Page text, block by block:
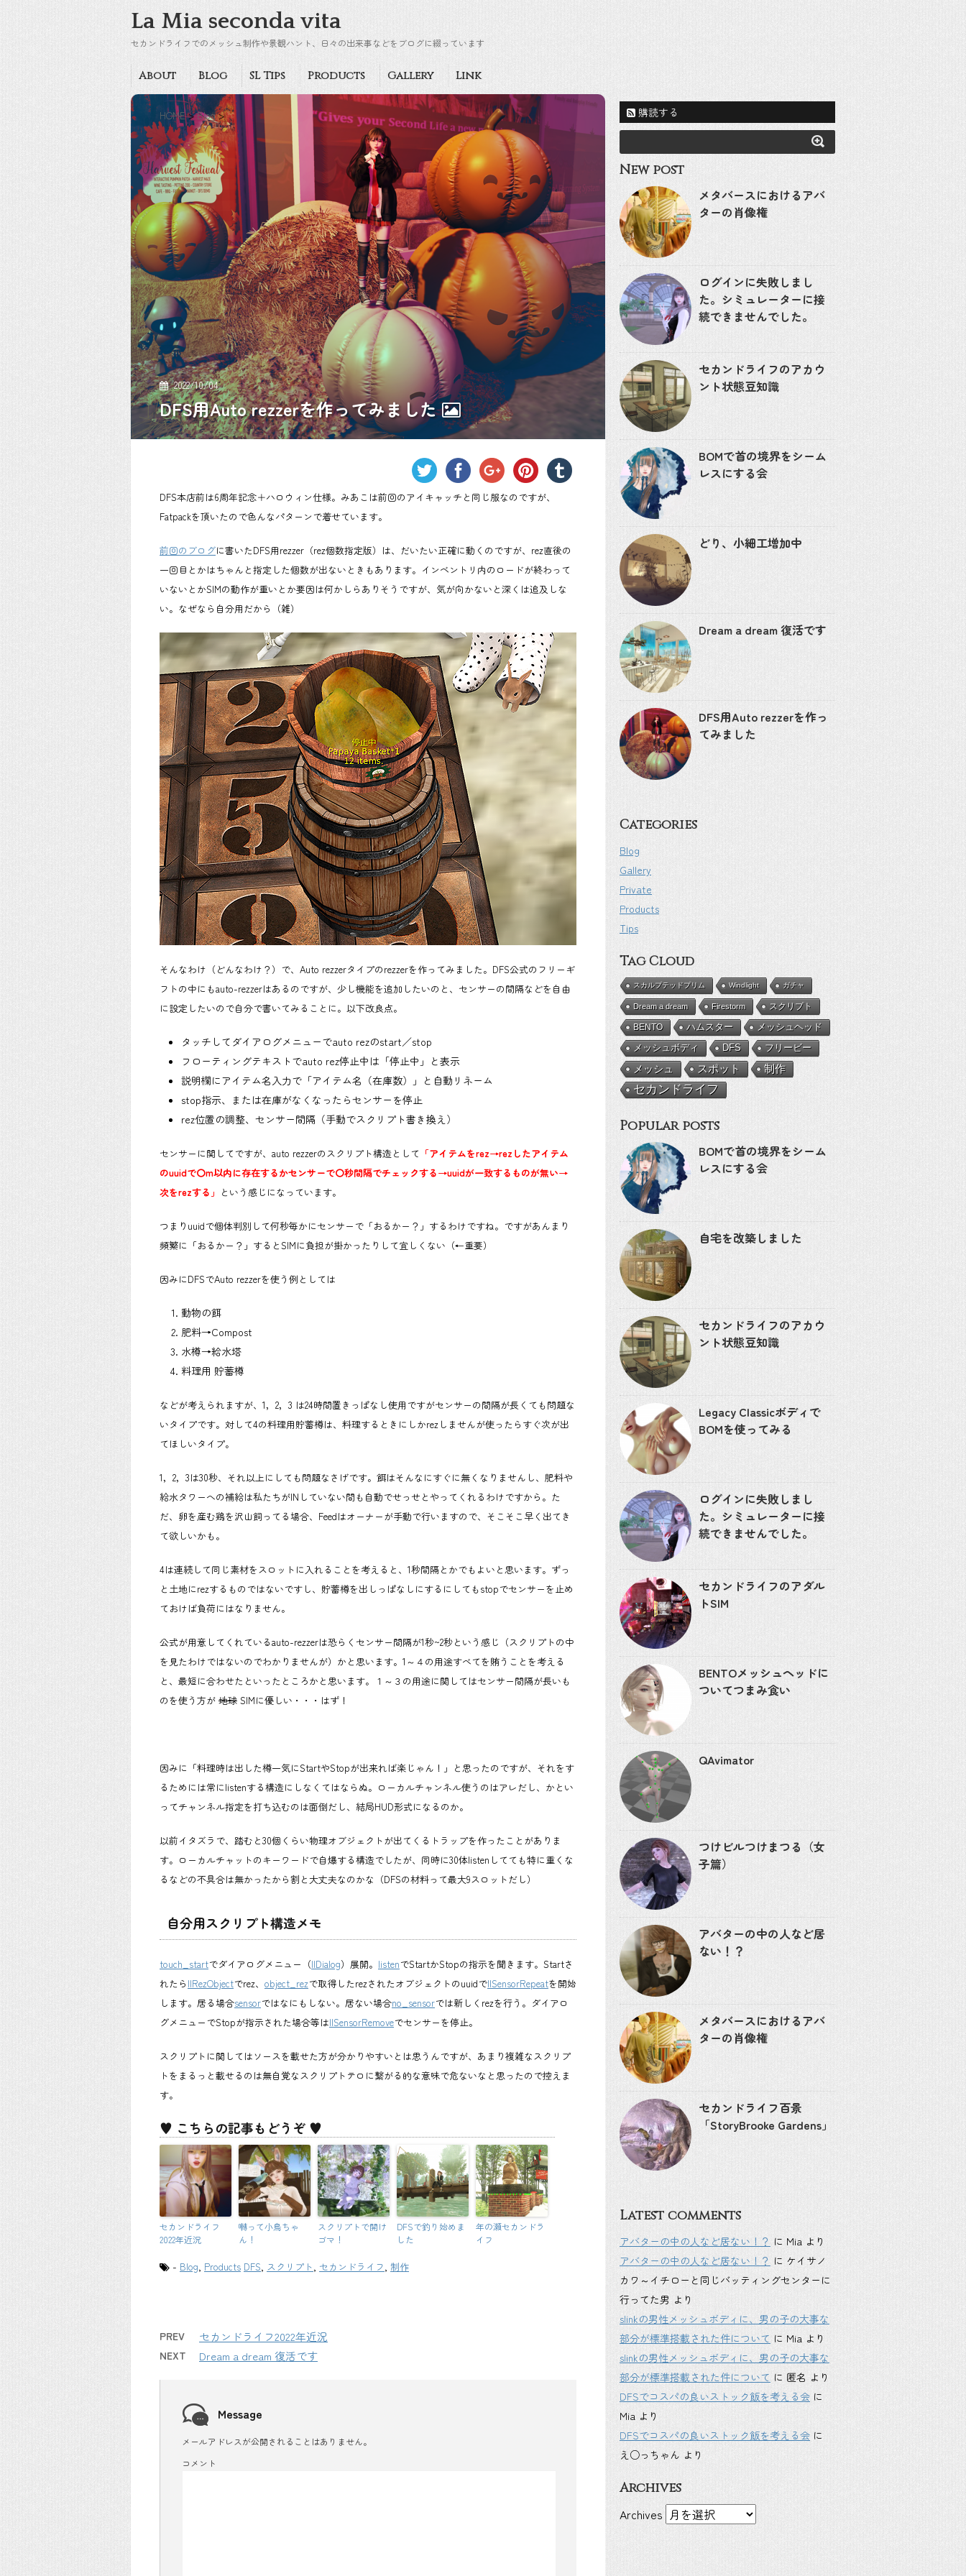
La Mia seconda vita
セカンドライフでのメッシュ制作や景観ハント、日々の出来事などをブログに綴っています
About Blog SL Tips Products Gallery Link
HOME >Blog >
2022/10/04
DFS用Auto rezzerを作ってみました
DFS本店前は6周年記念＋ハロウィン仕様。みあこは前回のアイキャッチと同じ服なのですが、
Fatpackを頂いたので色んなパターンで着せています。
前回のブログに書いたDFS用rezzer（rez個数指定版）は、だいたい正確に動くのですが、rez直後の
一回目とかはちゃんと指定した個数が出ないときもあります。インベントリ内のロードが終わって
いないとかSIMの動作が重いとか要因は何かしらありそうですが、気が向かないと深くは追及しな
い。なぜなら自分用だから（雑）
そんなわけ（どんなわけ？）で、Auto rezzerタイプのrezzerを作ってみました。DFS公式のフリーギ
フトの中にもauto-rezzerはあるのですが、少し機能を追加したいのと、センサーの間隔などを自由
に設定したいので自分で書いてみることに。以下改良点。
タッチしてダイアログメニューでauto rezのstart／stop
フローティングテキストでauto rez停止中は「停止中」と表示
説明欄にアイテム名入力で「アイテム名（在庫数）」と自動リネーム
stop指示、または在庫がなくなったらセンサーを停止
rez位置の調整、センサー間隔（手動でスクリプト書き換え）
センサーに関してですが、auto rezzerのスクリプト構造として 「アイテムをrez→rezしたアイテム
のuuidで〇m以内に存在するかセンサーで〇秒間隔でチェックする→uuidが一致するものが無い→
次をrezする」 という感じになっています。
つまりuuidで個体判別して何秒毎かにセンサーで「おるかー？」するわけですね。ですがあんまり
頻繁に「おるかー？」するとSIMに負担が掛かったりして宜しくない（←重要）
因みにDFSでAuto rezzerを使う例としては
動物の餌
肥料→Compost
水樽→給水塔
料理用 貯蓄樽
などが考えられますが、1，2，3 は24時間置きっぱなし使用ですがセンサーの間隔が長くても問題な
いタイプです。対して4の料理用貯蓄樽は、料理するときにしかrezしませんが使ったらすぐ次が出
てほしいタイプ。
1，2，3は30秒、それ以上にしても問題なさげです。餌はそんなにすぐに無くなりませんし、肥料や
給水タワーへの補給は私たちがINしていない間も自動でせっせとやってくれるわけですから。た
だ、卵を産む鶏を沢山飼ってる場合、Feedはオーナーが手動で行いますので、そこそこ早く出てき
て欲しいかも。
4は連続して同じ素材をスロットに入れることを考えると、1秒間隔とかでもよいと思います。ずっ
と土地にrezするものではないですし、貯蓄樽を出しっぱなしにするにしてもstopでセンサーを止め
ておけば負荷にはなりません。
公式が用意してくれているauto-rezzerは恐らくセンサー間隔が1秒~2秒という感じ（スクリプトの中
を見たわけではないのでわかりませんが）かと思います。1～４の用途すべてを賄うことを考える
と、最短に合わせたといったところかと思います。１～３の用途に関してはセンサー間隔が長いも
のを使う方が 地球 SIMに優しい・・・はず！
因みに「料理時は出した樽一気にStartやStopが出来れば楽じゃん！」と思ったのですが、それをす
るためには常にlistenする構造にしなくてはならぬ。ローカルチャンネル使うのはアレだし、かとい
ってチャンネル指定を打ち込むのは面倒だし、結局HUD形式になるのか。
以前イタズラで、踏むと30個くらい物理オブジェクトが出てくるトラップを作ったことがありま
す。ローカルチャットのキーワードで自爆する構造でしたが、同時に30体listenしてても特に重くな
るなどの不具合は無かったから割と大丈夫なのかな（DFSの材料って最大9スロットだし）
自分用スクリプト構造メモ
touch_startでダイアログメニュー（llDialog）展開。 listenでStartかStopの指示を聞きます。Startさ
れたら llRezObjectでrez、 object_rezで取得したrezされたオブジェクトのuuidでllSensorRepeatを開始
します。居る場合sensorではなにもしない。居ない場合no_sensorでは新しくrezを行う。ダイアロ
グメニューでStopが指示された場合等はllSensorRemoveでセンサーを停止。
スクリプトに関してはソースを載せた方が分かりやすいとは思うんですが、あまり複雑なスクリプ
トをまるっと載せるのは無自覚なスクリプトテロに繋がる的な意味で危ないなと思ったので控えま
す。
♥ こちらの記事もどうぞ ♥
セカンドライフ
2022年近況
囀って小鳥ちゃ
ん！
スクリプトで開け
ゴマ！
DFSで釣り始めま
した
年の瀬セカンドラ
イフ
- Blog, Products DFS, スクリプト, セカンドライフ, 制作
PREV セカンドライフ2022年近況
NEXT Dream a dream 復活です
Message
メールアドレスが公開されることはありません。
コメント
購読する
New post
メタバースにおけるアバ
ターの肖像権
ログインに失敗しまし
た。シミュレーターに接
続できませんでした。
セカンドライフのアカウ
ント状態豆知識
BOMで首の境界をシーム
レスにする会
どり、小細工増加中
Dream a dream 復活です
DFS用Auto rezzerを作っ
てみました
Categories
Blog
Gallery
Private
Products
Tips
Tag Cloud
スカルプテッドプリム Windlight ガチャ
Dream a dream Firestorm スクリプト
BENTO ハムスター メッシュヘッド
メッシュボディ DFS フリービー
メッシュ スポット 制作
セカンドライフ
Popular posts
BOMで首の境界をシーム
レスにする会
自宅を改築しました
セカンドライフのアカウ
ント状態豆知識
Legacy Classicボディで
BOMを使ってみる
ログインに失敗しまし
た。シミュレーターに接
続できませんでした。
セカンドライフのアダル
トSIM
BENTOメッシュヘッドに
ついてつまみ食い
QAvimator
つけビルつけまつる（女
子篇）
アバターの中の人など居
ない！？
メタバースにおけるアバ
ターの肖像権
セカンドライフ百景
「StoryBrooke Gardens」
Latest comments
アバターの中の人など居ない！？ に Mia より
アバターの中の人など居ない！？ に ケイサノ
カワ～イチローと同じバッティングセンターに
行ってた男 より
slinkの男性メッシュボディに、男の子の大事な
部分が標準搭載された件について に Mia より
slinkの男性メッシュボディに、男の子の大事な
部分が標準搭載された件について に 匿名 より
DFSでコスパの良いストック飯を考える会 に
Mia より
DFSでコスパの良いストック飯を考える会 に
え○っちゃん より
Archives
Archives